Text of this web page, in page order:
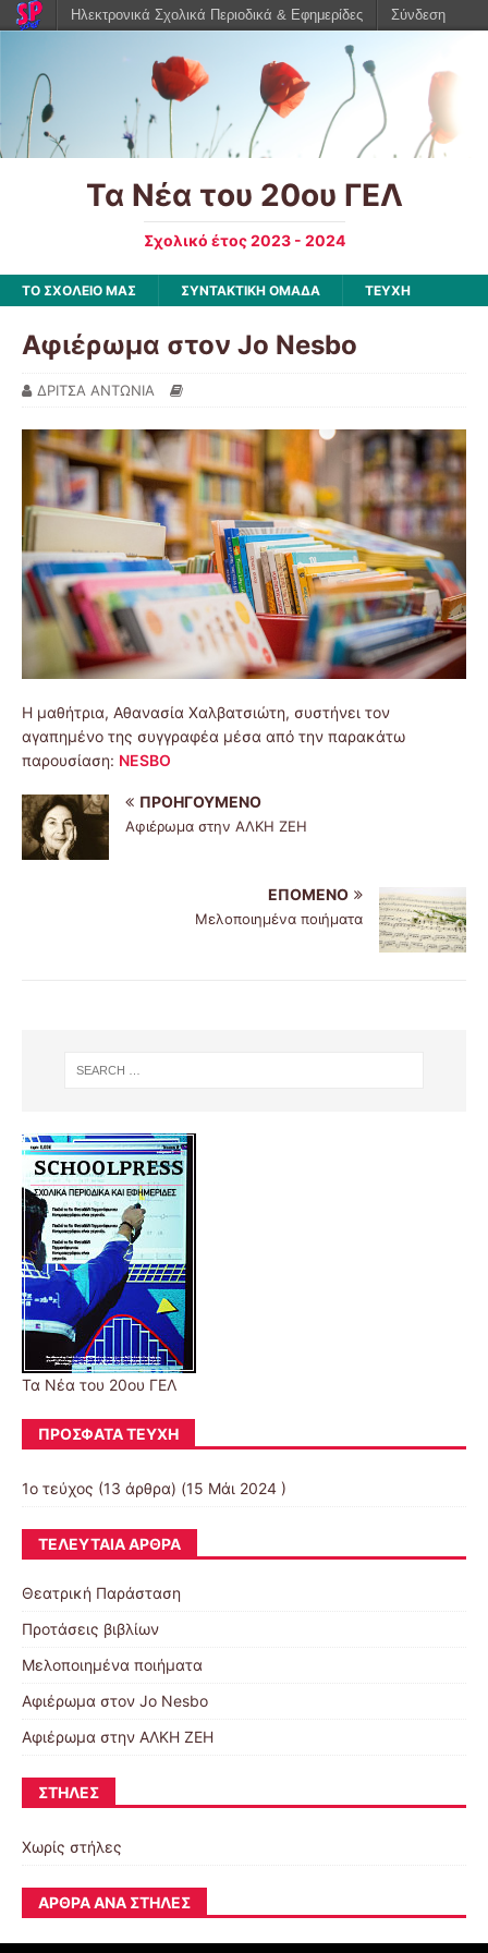
Τα Νέα του 20ου ΓΕΛ
Σχολικό έτος 2023 - 2024
ΤΟ ΣΧΟΛΕΙΟ ΜΑΣ ΣΥΝΤΑΚΤΙΚΗ ΟΜΑΔΑ ΤΕΥΧΗ
Αφιέρωμα στον Jo Nesbo
ΔΡΙΤΣΑ ΑΝΤΩΝΙΑ
Η μαθήτρια, Αθανασία Χαλβατσιώτη, συστήνει τον
αγαπημένο της συγγραφέα μέσα από την παρακάτω
παρουσίαση: NESBO
ΠΡΟΗΓΟΎΜΕΝΟ
Αφιέρωμα στην ΑΛΚΗ ΖΕΗ
ΕΠΌΜΕΝΟ
Μελοποιημένα ποιήματα
Τα Νέα του 20ου ΓΕΛ
ΠΡΌΣΦΑΤΑ ΤΕΎΧΗ
1ο τεύχος (13 άρθρα) (15 Μάι 2024 )
ΤΕΛΕΥΤΑΊΑ ΆΡΘΡΑ
Θεατρική Παράσταση
Προτάσεις βιβλίων
Μελοποιημένα ποιήματα
Αφιέρωμα στον Jo Nesbo
Αφιέρωμα στην ΑΛΚΗ ΖΕΗ
ΣΤΉΛΕΣ
Χωρίς στήλες
ΆΡΘΡΑ ΑΝΆ ΣΤΉΛΕΣ
Ηλεκτρονικά Σχολικά Περιοδικά & Εφημερίδες Σύνδεση